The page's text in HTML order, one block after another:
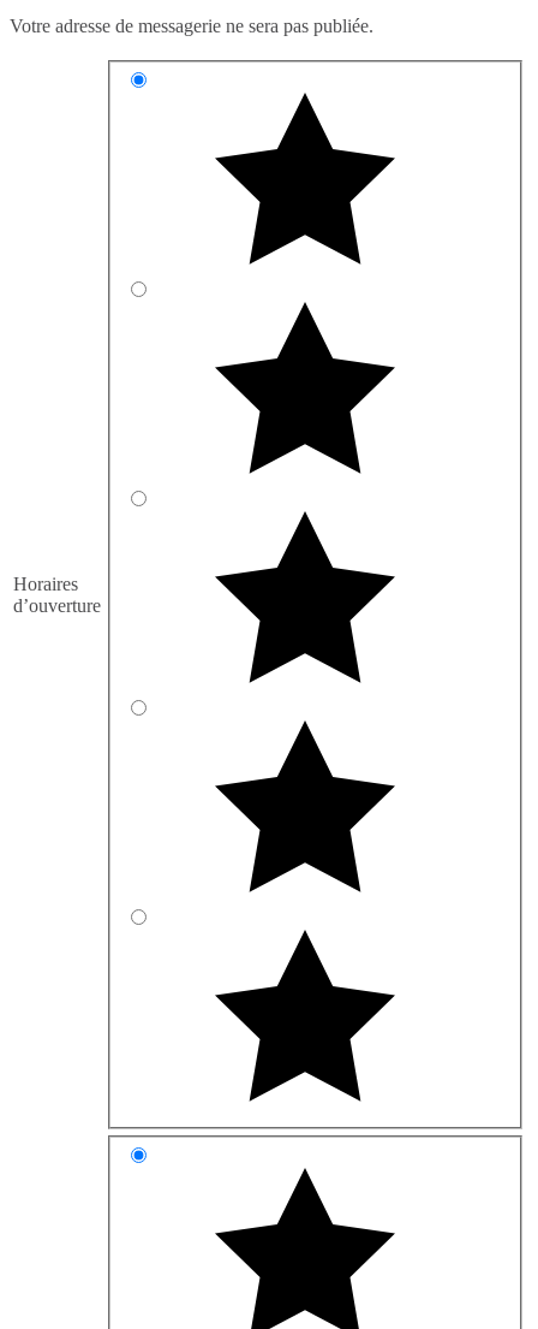
Votre adresse de messagerie ne sera pas publiée.
Horaires
d’ouverture